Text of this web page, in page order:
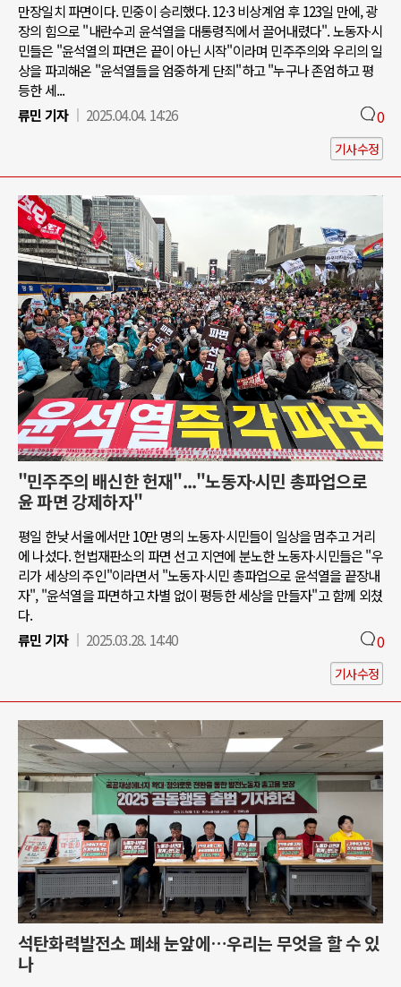
만장일치 파면이다. 민중이 승리했다. 12·3 비상계엄 후 123일 만에, 광
장의 힘으로 "내란수괴 윤석열을 대통령직에서 끌어내렸다". 노동자∙시
민들은 "윤석열의 파면은 끝이 아닌 시작"이라며 민주주의와 우리의 일
상을 파괴해온 "윤석열들을 엄중하게 단죄"하고 "누구나 존엄하고 평
등한 세...
류민 기자
2025.04.04. 14:26 0
기사수정
"민주주의 배신한 헌재"..."노동자∙시민 총파업으로
윤 파면 강제하자"
평일 한낮 서울에서만 10만 명의 노동자∙시민들이 일상을 멈추고 거리
에 나섰다. 헌법재판소의 파면 선고 지연에 분노한 노동자∙시민들은 "우
리가 세상의 주인"이라면서 "노동자∙시민 총파업으로 윤석열을 끝장내
자", "윤석열을 파면하고 차별 없이 평등한 세상을 만들자"고 함께 외쳤
다.
류민 기자
2025.03.28. 14:40 0
기사수정
석탄화력발전소 폐쇄 눈앞에…우리는 무엇을 할 수 있
나